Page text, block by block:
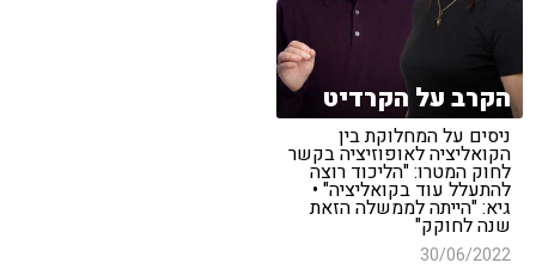
הקרב על הקרדיט
ניסים על המחלוקת בין
הקואליציה לאופוזיציה בקשר
לחוק המטרו: "הליכוד רוצה
להתעלל עוד בקואליציה" •
גיא: "הייתה לממשלה הזאת
שנה לחוקק"
30/06/2022